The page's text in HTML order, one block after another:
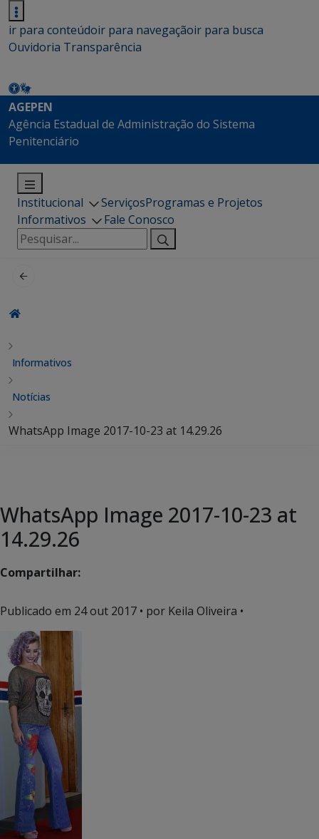
ir para conteúdoir para navegaçãoir para busca
Ouvidoria Transparência
AGEPEN
Agência Estadual de Administração do Sistema
Penitenciário
Institucional ServiçosProgramas e Projetos
Informativos
Fale Conosco
Pesquisar
por:
Informativos
Notícias
WhatsApp Image 2017-10-23 at 14.29.26
WhatsApp Image 2017-10-23 at
14.29.26
Compartilhar:
Publicado em 24 out 2017 • por Keila Oliveira •